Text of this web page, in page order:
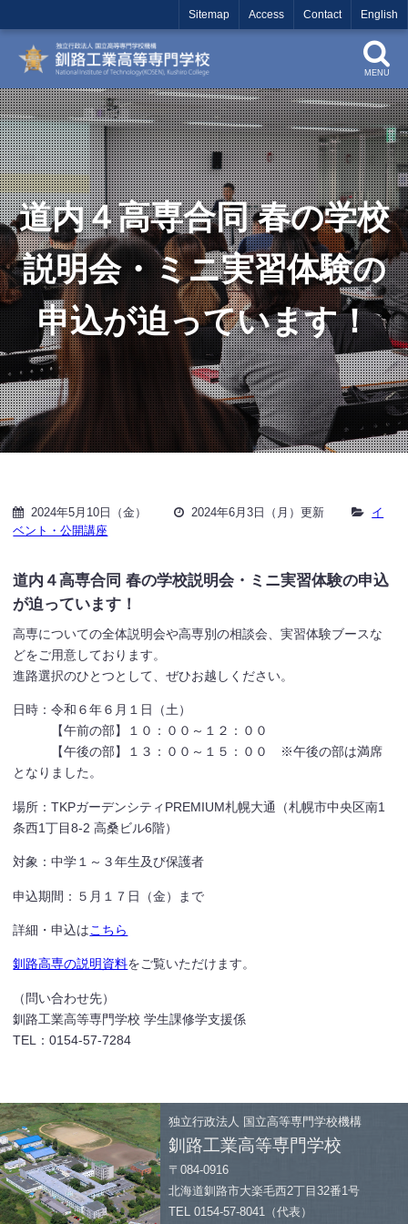
Sitemap Access Contact English
MENU
道内４高専合同 春の学校
説明会・ミニ実習体験の
申込が迫っています！
2024年5月10日（金） 2024年6月3日（月）更新
イ
ベント・公開講座
道内４高専合同 春の学校説明会・ミニ実習体験の申込
が迫っています！
高専についての全体説明会や高専別の相談会、実習体験ブースな
どをご用意しております。
進路選択のひとつとして、ぜひお越しください。
日時：令和６年６月１日（土）
【午前の部】１０：００～１２：００
【午後の部】１３：００～１５：００ ※午後の部は満席
となりました。
場所：TKPガーデンシティPREMIUM札幌大通（札幌市中央区南1
条西1丁目8-2 高桑ビル6階）
対象：中学１～３年生及び保護者
申込期間：５月１７日（金）まで
詳細・申込はこちら
釧路高専の説明資料をご覧いただけます。
（問い合わせ先）
釧路工業高等専門学校 学生課修学支援係
TEL：0154-57-7284
独立行政法人 国立高等専門学校機構
釧路工業高等専門学校
〒084-0916
北海道釧路市大楽毛西2丁目32番1号
TEL 0154-57-8041（代表）